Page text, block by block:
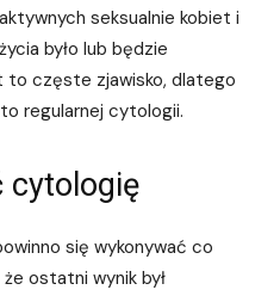
seksualnie kobiet i
było lub będzie
to częste zjawisko, dlatego
regularnej cytologii.
cytologię
się wykonywać co
ostatni wynik był